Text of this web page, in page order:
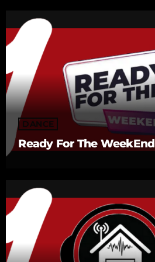
DANCE
Ready For The WeekEnd